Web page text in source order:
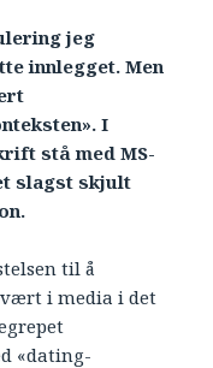
jeg
innlegget. Men
I
stå med MS-
slagst skjult
til å
i media i det
«dating-